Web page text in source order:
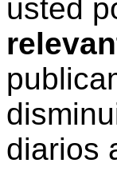
usted
diarios